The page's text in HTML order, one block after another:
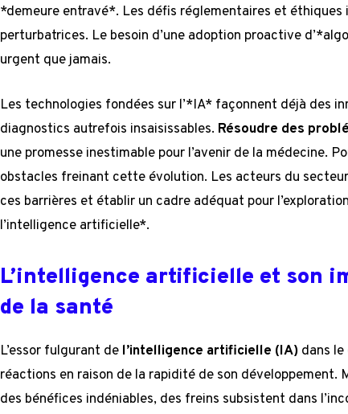
*demeure entravé*. Les défis réglementaires et
perturbatrices. Le besoin d’une adoption proactive
urgent que jamais.
Les technologies fondées sur l’*IA* façonnent déjà des
diagnostics autrefois insaisissables. Résoudre des
une promesse inestimable pour l’avenir de la médecine.
obstacles freinant cette évolution. Les acteurs du
ces barrières et établir un cadre adéquat pour
l’intelligence artificielle*.
L’intelligence artificielle et son
de la santé
L’essor fulgurant de l’intelligence artificielle (IA) dans
réactions en raison de la rapidité de son développement.
des bénéfices indéniables, des freins subsistent dans